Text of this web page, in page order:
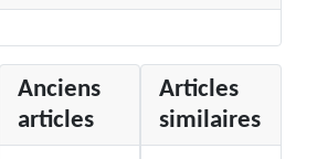
Anciens
articles
Articles
similaires